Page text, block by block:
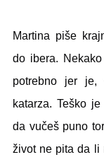
Martina piše
do ibera.
potrebno jer je,
katarza. Teško
da vučeš puno
život ne pita da li